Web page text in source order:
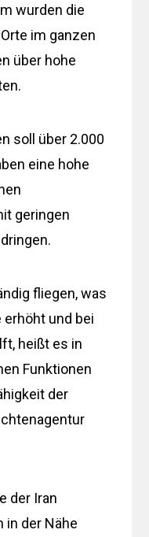
wurden die
im ganzen
über hohe
soll über 2.000
eine hohe
geringen
fliegen, was
und bei
heißt es in
Funktionen
der
der Iran
in der Nähe